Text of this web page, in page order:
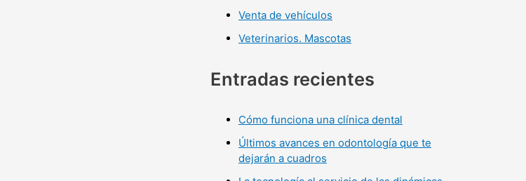
Venta de vehículos
Veterinarios. Mascotas
Entradas recientes
Cómo funciona una clínica dental
Últimos avances en odontología que te
dejarán a cuadros